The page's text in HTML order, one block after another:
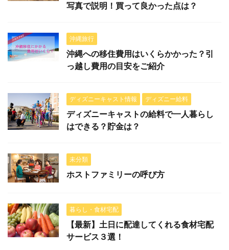
写真で説明！買って良かった点は？
沖縄旅行
沖縄への移住費用はいくらかかった？引
っ越し費用の目安をご紹介
ディズニーキャスト情報 ディズニー給料
ディズニーキャストの給料で一人暮らし
はできる？貯金は？
未分類
ホストファミリーの呼び方
暮らし・食材宅配
【最新】土日に配達してくれる食材宅配
サービス３選！